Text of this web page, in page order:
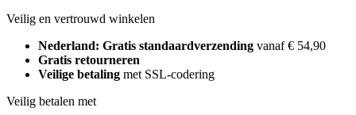
Veilig en vertrouwd winkelen
Nederland: Gratis standaardverzending vanaf € 54,90
Gratis retourneren
Veilige betaling met SSL-codering
Veilig betalen met